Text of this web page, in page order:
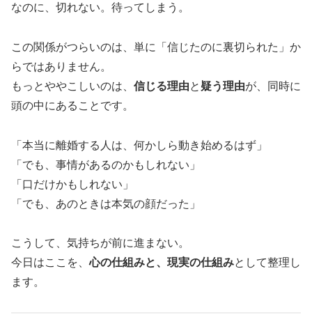
なのに、切れない。待ってしまう。
この関係がつらいのは、単に「信じたのに裏切られた」か
らではありません。
もっとややこしいのは、 信じる理由と 疑う理由が、同時に
頭の中にあることです。
「本当に離婚する人は、何かしら動き始めるはず」
「でも、事情があるのかもしれない」
「口だけかもしれない」
「でも、あのときは本気の顔だった」
こうして、気持ちが前に進まない。
今日はここを、心の仕組みと、現実の仕組みとして整理し
ます。